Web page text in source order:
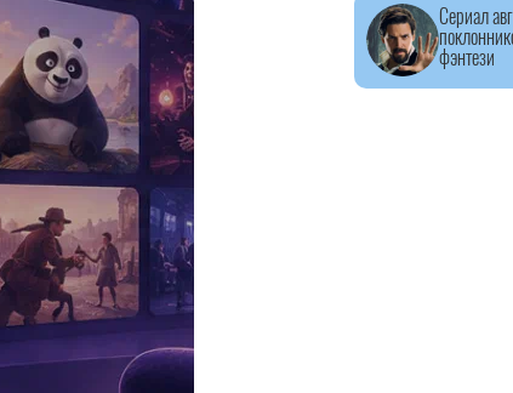
Сериал
фэнтези